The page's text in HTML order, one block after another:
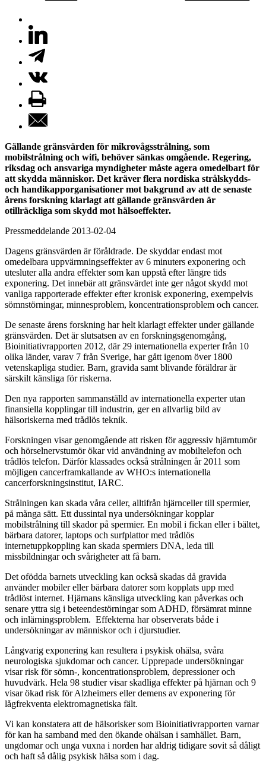
Gällande gränsvärden för mikrovågsstrålning, som
mobilstrålning och wifi, behöver sänkas omgående. Regering,
riksdag och ansvariga myndigheter måste agera omedelbart för
att skydda människor. Det kräver flera nordiska strålskydds-
och handikapporganisationer mot bakgrund av att de senaste
årens forskning klarlagt att gällande gränsvärden är
otillräckliga som skydd mot hälsoeffekter.
Pressmeddelande 2013-02-04
Dagens gränsvärden är föråldrade. De skyddar endast mot
omedelbara uppvärmningseffekter av 6 minuters exponering och
utesluter alla andra effekter som kan uppstå efter längre tids
exponering. Det innebär att gränsvärdet inte ger något skydd mot
vanliga rapporterade effekter efter kronisk exponering, exempelvis
sömnstörningar, minnesproblem, koncentrationsproblem och cancer.
De senaste årens forskning har helt klarlagt effekter under gällande
gränsvärden. Det är slutsatsen av en forskningsgenomgång,
Bioinitiativrapporten 2012, där 29 internationella experter från 10
olika länder, varav 7 från Sverige, har gått igenom över 1800
vetenskapliga studier. Barn, gravida samt blivande föräldrar är
särskilt känsliga för riskerna.
Den nya rapporten sammanställd av internationella experter utan
finansiella kopplingar till industrin, ger en allvarlig bild av
hälsoriskerna med trådlös teknik.
Forskningen visar genomgående att risken för aggressiv hjärntumör
och hörselnervstumör ökar vid användning av mobiltelefon och
trådlös telefon. Därför klassades också strålningen år 2011 som
möjligen cancerframkallande av WHO:s internationella
cancerforskningsinstitut, IARC.
Strålningen kan skada våra celler, alltifrån hjärnceller till spermier,
på många sätt. Ett dussintal nya undersökningar kopplar
mobilstrålning till skador på spermier. En mobil i fickan eller i bältet,
bärbara datorer, laptops och surfplattor med trådlös
internetuppkoppling kan skada spermiers DNA, leda till
missbildningar och svårigheter att få barn.
Det ofödda barnets utveckling kan också skadas då gravida
använder mobiler eller bärbara datorer som kopplats upp med
trådlöst internet. Hjärnans känsliga utveckling kan påverkas och
senare yttra sig i beteendestörningar som ADHD, försämrat minne
och inlärningsproblem. Effekterna har observerats både i
undersökningar av människor och i djurstudier.
Långvarig exponering kan resultera i psykisk ohälsa, svåra
neurologiska sjukdomar och cancer. Upprepade undersökningar
visar risk för sömn-, koncentrationsproblem, depressioner och
huvudvärk. Hela 98 studier visar skadliga effekter på hjärnan och 9
visar ökad risk för Alzheimers eller demens av exponering för
lågfrekventa elektromagnetiska fält.
Vi kan konstatera att de hälsorisker som Bioinitiativrapporten varnar
för kan ha samband med den ökande ohälsan i samhället. Barn,
ungdomar och unga vuxna i norden har aldrig tidigare sovit så dåligt
och haft så dålig psykisk hälsa som i dag.